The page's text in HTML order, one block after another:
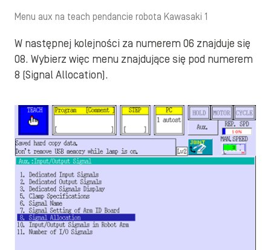
Menu aux na teach pendancie robota Kawasaki 1
W następnej kolejności za numerem 06 znajduje się
08. Wybierz więc menu znajdujące się pod numerem
8 (Signal Allocation).